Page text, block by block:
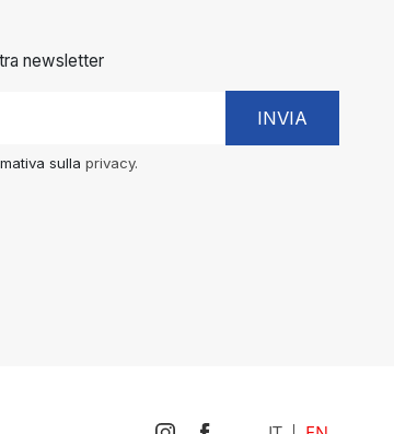
newsletter
sullaprivacy.
INVIA